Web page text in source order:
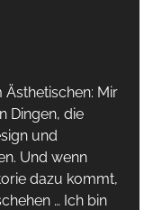
Ästhetischen: Mir
Dingen, die
und
Und wenn
dazu kommt,
… Ich bin